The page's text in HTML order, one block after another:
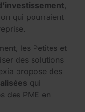
,
qui pourraient
les Petites et
des solutions
propose des
qui
des PME en